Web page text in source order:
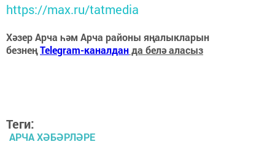
https://max.ru/tatmedia
Хәзер Арча һәм Арча районы яңалыкларын
безнеңTelegram-каналданда белә аласыз
Теги:
АРЧА ХӘБӘРЛӘРЕ